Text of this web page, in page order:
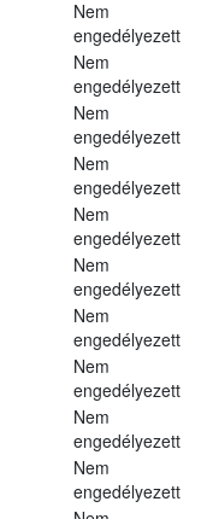
Nem
engedélyezett
Nem
engedélyezett
Nem
engedélyezett
Nem
engedélyezett
Nem
engedélyezett
Nem
engedélyezett
Nem
engedélyezett
Nem
engedélyezett
Nem
engedélyezett
Nem
engedélyezett